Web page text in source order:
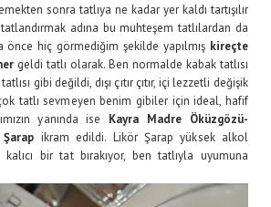
sonra tatlıya ne kadar yer kaldı tartışılır
tatlandırmak adına bu muhteşem tatlılardan da
önce hiç görmediğim şekilde yapılmış kireçte
geldi tatlı olarak. Ben normalde kabak tatlısı
gibi değildi, dışı çıtır çıtır, içi lezzetli değişik
tatlı sevmeyen benim gibiler için ideal, hafif
yanında ise Kayra Madre Öküzgözü-
ikram edildi. Likör Şarap yüksek alkol
kalıcı bir tat bırakıyor, ben tatlıyla uyumuna